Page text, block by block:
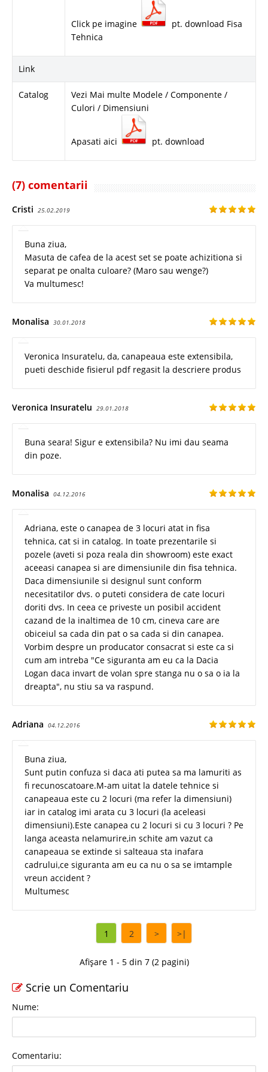
Click pe imagine
pt. download Fisa
Tehnica
Link
Catalog
Vezi Mai multe Modele / Componente /
Culori / Dimensiuni
Apasati aici pt. download
(7) comentarii
Cristi 25.02.2019
Buna ziua,
Masuta de cafea de la acest set se poate achizitiona si
separat pe onalta culoare? (Maro sau wenge?)
Va multumesc!
Monalisa 30.01.2018
Veronica Insuratelu, da, canapeaua este extensibila,
pueti deschide fisierul pdf regasit la descriere produs
Veronica Insuratelu 29.01.2018
Buna seara! Sigur e extensibila? Nu imi dau seama
din poze.
Monalisa 04.12.2016
Adriana, este o canapea de 3 locuri atat in fisa
tehnica, cat si in catalog. In toate prezentarile si
pozele (aveti si poza reala din showroom) este exact
aceeasi canapea si are dimensiunile din fisa tehnica.
Daca dimensiunile si designul sunt conform
necesitatilor dvs. o puteti considera de cate locuri
doriti dvs. In ceea ce priveste un posibil accident
cazand de la inaltimea de 10 cm, cineva care are
obiceiul sa cada din pat o sa cada si din canapea.
Vorbim despre un producator consacrat si este ca si
cum am intreba "Ce siguranta am eu ca la Dacia
Logan daca invart de volan spre stanga nu o sa o ia la
dreapta", nu stiu sa va raspund.
Adriana 04.12.2016
Buna ziua,
Sunt putin confuza si daca ati putea sa ma lamuriti as
fi recunoscatoare.M-am uitat la datele tehnice si
canapeaua este cu 2 locuri (ma refer la dimensiuni)
iar in catalog imi arata cu 3 locuri (la aceleasi
dimensiuni).Este canapea cu 2 locuri si cu 3 locuri ? Pe
langa aceasta nelamurire,in schite am vazut ca
canapeaua se extinde si salteaua sta inafara
cadrului,ce siguranta am eu ca nu o sa se imtample
vreun accident ?
Multumesc
1 2 > >|
Afișare 1 - 5 din 7 (2 pagini)
Scrie un Comentariu
Nume:
Comentariu: